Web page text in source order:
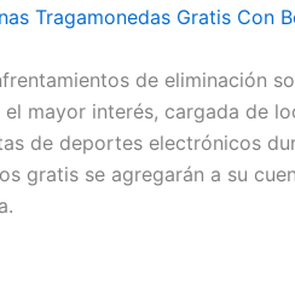
Tragamonedas Gratis Con
de eliminación
el mayor interés, cargada de
de deportes electrónicos
gratis se agregarán a su